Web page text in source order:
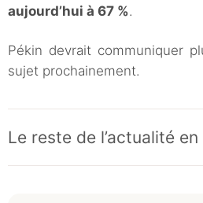
aujourd’hui à 67 %.
Pékin devrait communiquer
sujet prochainement.
Le reste de l’actualité en